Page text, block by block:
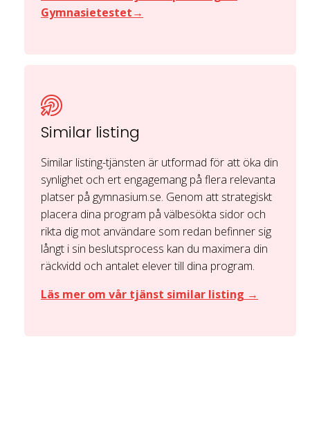
Gymnasietestet→
Similar listing
Similar listing-tjänsten är utformad för att öka din
synlighet och ert engagemang på flera relevanta
platser på gymnasium.se. Genom att strategiskt
placera dina program på välbesökta sidor och
rikta dig mot användare som redan befinner sig
långt i sin beslutsprocess kan du maximera din
räckvidd och antalet elever till dina program.
Läs mer om vår tjänst similar listing →